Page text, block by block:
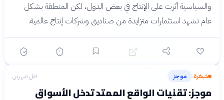
والسياسية أثرت على الإنتاج في بعض الدول، لكن المنطقة بشكل
عام تشهد استثمارات متزايدة من صناديق وشركات إنتاج عالمية.
شيفرة› موجز قبل شهرين
موجز: تقنيات الواقع الممتد تدخل الأسواق